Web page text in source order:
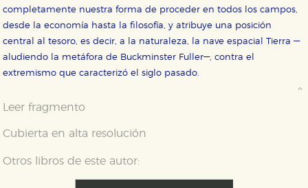
completamente nuestra forma de proceder en todos los campos,
desde la economía hasta la filosofía, y atribuye una posición
central al tesoro, es decir, a la naturaleza, la nave espacial Tierra —
aludiendo la metáfora de Buckminster Fuller—, contra el
extremismo que caracterizó el siglo pasado.
Leer fragmento
Cubierta en alta resolución
Otros libros de este autor: